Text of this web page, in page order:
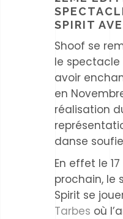
SPIRIT
Shoof se
le spectacle
avoir
en
réalisation
danse
En effet le
prochain, le
Spirit se
Tarbes où